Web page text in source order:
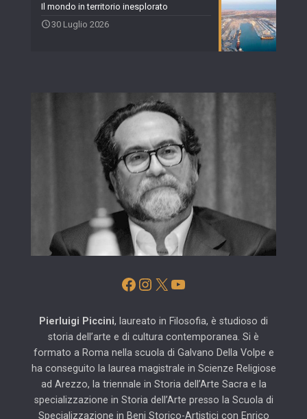
Il mondo in territorio inesplorato
30 Luglio 2026
Facebook
Instagram
X YouTube
Pierluigi Piccini, laureato in Filosofia, è studioso di
storia dell’arte e di cultura contemporanea. Si è
formato a Roma nella scuola di Galvano Della Volpe e
ha conseguito la laurea magistrale in Scienze Religiose
ad Arezzo, la triennale in Storia dell’Arte Sacra e la
specializzazione in Storia dell’Arte presso la Scuola di
Specializzazione in Beni Storico-Artistici con Enrico